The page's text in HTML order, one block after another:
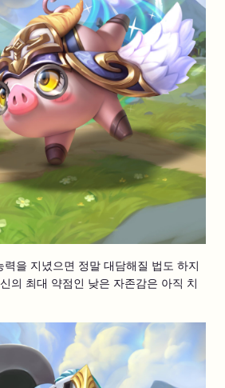
력을 지녔으면 정말 대담해질 법도 하지
의 최대 약점인 낮은 자존감은 아직 치